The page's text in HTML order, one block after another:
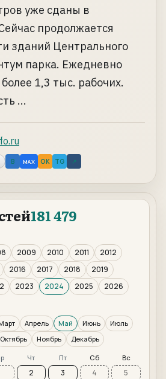
уже сданы в
продолжается
зданий Центрального
парка. Ежедневно
1,3 тыс. рабочих.
...
B MAX OK TG ↗
181 479
2009 2010 2011
2012
2016 2017 2018
2019
2023 2024 2025
2026
Апрель Май Июнь
Июль
Октябрь Ноябрь Декабрь
Чт Пт Сб Вс
2 3 4
5